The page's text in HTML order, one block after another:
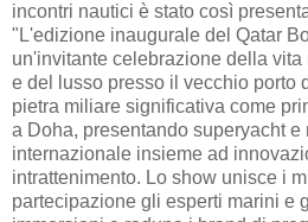
incontri nautici è stato così
"L'edizione inaugurale del Qatar
un'invitante celebrazione della
e del lusso presso il vecchio porto
pietra miliare significativa come
a Doha, presentando superyacht
internazionale insieme ad
intrattenimento. Lo show unisce i
partecipazione gli esperti marini e